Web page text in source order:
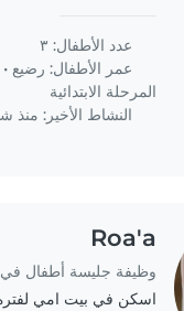
عدد الأطفال: ٣
عمر الأطفال: رضيع •
المرحلة الابتدائية
النشاط الأخير: منذ
Roa'a
وظيفة جليسة أطفال
اسكن في بيت امي لفتره